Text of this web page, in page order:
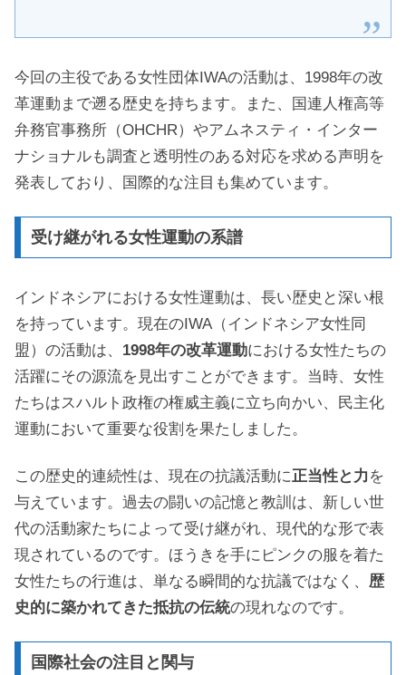
今回の主役である女性団体IWAの活動は、1998年の改
革運動まで遡る歴史を持ちます。また、国連人権高等
弁務官事務所（OHCHR）やアムネスティ・インター
ナショナルも調査と透明性のある対応を求める声明を
発表しており、国際的な注目も集めています。
受け継がれる女性運動の系譜
インドネシアにおける女性運動は、長い歴史と深い根
を持っています。現在のIWA（インドネシア女性同
盟）の活動は、 1998年の改革運動における女性たちの
活躍にその源流を見出すことができます。当時、女性
たちはスハルト政権の権威主義に立ち向かい、民主化
運動において重要な役割を果たしました。
この歴史的連続性は、現在の抗議活動に正当性と力 を
与えています。過去の闘いの記憶と教訓は、新しい世
代の活動家たちによって受け継がれ、現代的な形で表
現されているのです。ほうきを手にピンクの服を着た
女性たちの行進は、単なる瞬間的な抗議ではなく、 歴
史的に築かれてきた抵抗の伝統の現れなのです。
国際社会の注目と関与